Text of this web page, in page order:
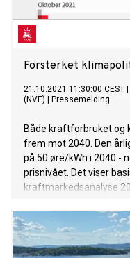
Forsterket
21.10.2021 11:30:00 CEST
(NVE)
Pressemelding
Både kraftforbruket og
frem mot 2040. Den
på 50 øre/kWh i 2040 -
prisnivået. Det viser
kraftmarkedsanalyse